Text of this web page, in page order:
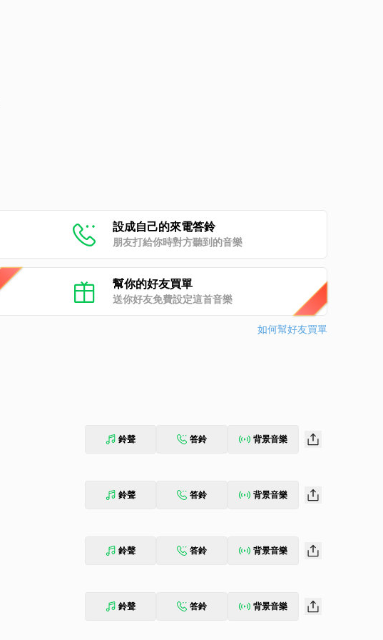
設成自己的來電答鈴
朋友打給你時對方聽到的音樂
幫你的好友買單
送你好友免費設定這首音樂
如何幫好友買單
鈴聲 答鈴 背景音樂
鈴聲 答鈴 背景音樂
鈴聲 答鈴 背景音樂
鈴聲 答鈴 背景音樂